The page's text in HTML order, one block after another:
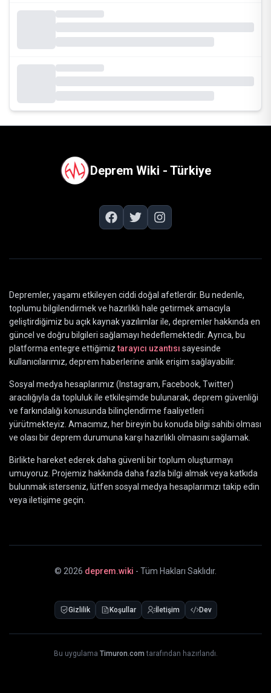
Deprem Wiki - Türkiye
Depremler, yaşamı etkileyen ciddi doğal afetlerdir. Bu nedenle,
toplumu bilgilendirmek ve hazırlıklı hale getirmek amacıyla
geliştirdiğimiz bu açık kaynak yazılımlar ile, depremler hakkında en
güncel ve doğru bilgileri sağlamayı hedeflemektedir. Ayrıca, bu
platforma entegre ettiğimiz tarayıcı uzantısı sayesinde
kullanıcılarımız, deprem haberlerine anlık erişim sağlayabilir.
Sosyal medya hesaplarımız (Instagram, Facebook, Twitter)
aracılığıyla da topluluk ile etkileşimde bulunarak, deprem güvenliği
ve farkındalığı konusunda bilinçlendirme faaliyetleri
yürütmekteyiz. Amacımız, her bireyin bu konuda bilgi sahibi olması
ve olası bir deprem durumuna karşı hazırlıklı olmasını sağlamak.
Birlikte hareket ederek daha güvenli bir toplum oluşturmayı
umuyoruz. Projemiz hakkında daha fazla bilgi almak veya katkıda
bulunmak isterseniz, lütfen sosyal medya hesaplarımızı takip edin
veya iletişime geçin.
© 2026 deprem.wiki - Tüm Hakları Saklıdır.
Gizlilik Koşullar İletişim Dev
Bu uygulama Timuron.com tarafından hazırlandı.